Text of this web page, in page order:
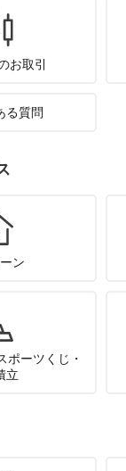
お取引
る質問
ン
ポーツくじ・
立